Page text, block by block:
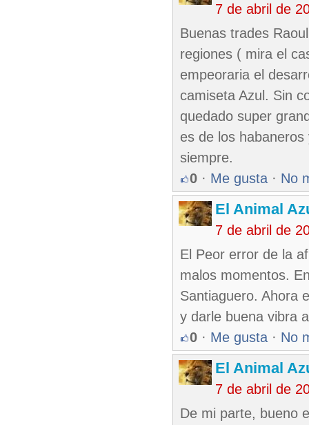
7 de abril de
Buenas trades
regiones ( mira el
empeoraria el
camiseta Azul. Sin
quedado super
es de los
siempre.
0 · Me gusta · No
El Animal
7 de abril de
El Peor error de la
malos momentos.
Santiaguero. Ahora
y darle buena vibra
0 · Me gusta · No
El Animal
7 de abril de
De mi parte, bueno